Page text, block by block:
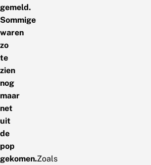
gemeld.
Sommige
waren
zo
te
zien
nog
maar
net
uit
de
pop
gekomen.Zoals